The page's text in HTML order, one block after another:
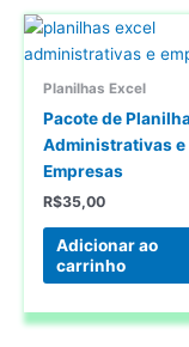
Planilhas Excel
Pacote de
Administrativas e
Empresas
R$35,00
Adicionar ao
carrinho